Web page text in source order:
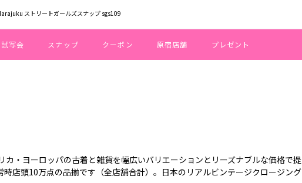
ストリートガールズスナップ sgs109
試写会 スナップ クーポン 原宿店舗 プレゼント
カ・ヨーロッパの古着と雑貨を幅広いバリエーションとリーズナブルな価格で提
店頭10万点の品揃です（全店舗合計）。日本のリアルビンテージクロージング